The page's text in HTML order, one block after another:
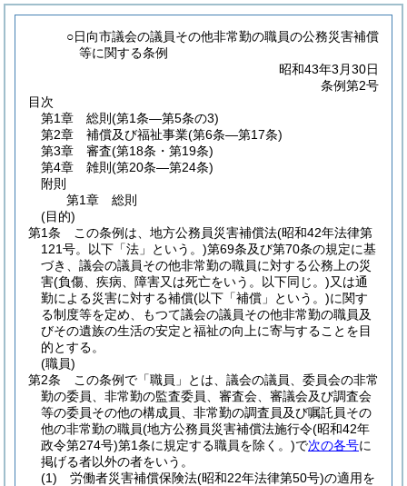
○日向市議会の議員その他非常勤の職員の公務災害補償
等に関する条例
昭和43年3月30日
条例第2号
目次
第1章
総則 (第1条―第5条の3)
第2章
補償及び福祉事業(第6条―第17条)
第3章
審査(第18条・第19条)
第4章
雑則 (第20条―第24条)
附則
第1章
総則
(目的)
第1条
この条例は、地方公務員災害補償法(昭和42年法律第
121号。以下「法」という。)第69条及び第70条の規定に基
づき、議会の議員その他非常勤の職員に対する公務上の災
害(負傷、疾病、障害又は死亡をいう。以下同じ。)又は通
勤による災害に対する補償(以下「補償」という。)に関す
る制度等を定め、もつて議会の議員その他非常勤の職員及
びその遺族の生活の安定と福祉の向上に寄与することを目
的とする。
(職員)
第2条
この条例で「職員」とは、議会の議員、委員会の非常
勤の委員、非常勤の監査委員、審査会、審議会及び調査会
等の委員その他の構成員、非常勤の調査員及び嘱託員その
他の非常勤の職員(地方公務員災害補償法施行令(昭和42年
政令第274号)第1条に規定する職員を除く。)で次の各号に
掲げる者以外の者をいう。
(1)
労働者災害補償保険法(昭和22年法律第50号)の適用を